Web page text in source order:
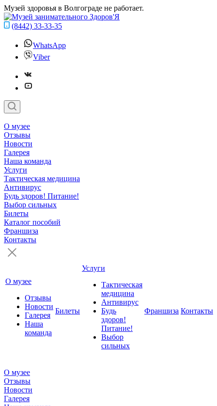
Музей здоровья в Волгограде не работает.
(8442) 33-33-35
WhatsApp
Viber
О музее
Отзывы
Новости
Галерея
Наша команда
Услуги
Тактическая медицина
Антивирус
Будь здоров! Питание!
Выбор сильных
Билеты
Каталог пособий
Франшиза
Контакты
О музее
Отзывы
Новости
Галерея
Наша
команда
Билеты
Услуги
Тактическая
медицина
Антивирус
Будь
здоров!
Питание!
Выбор
сильных
Франшиза Контакты
О музее
Отзывы
Новости
Галерея